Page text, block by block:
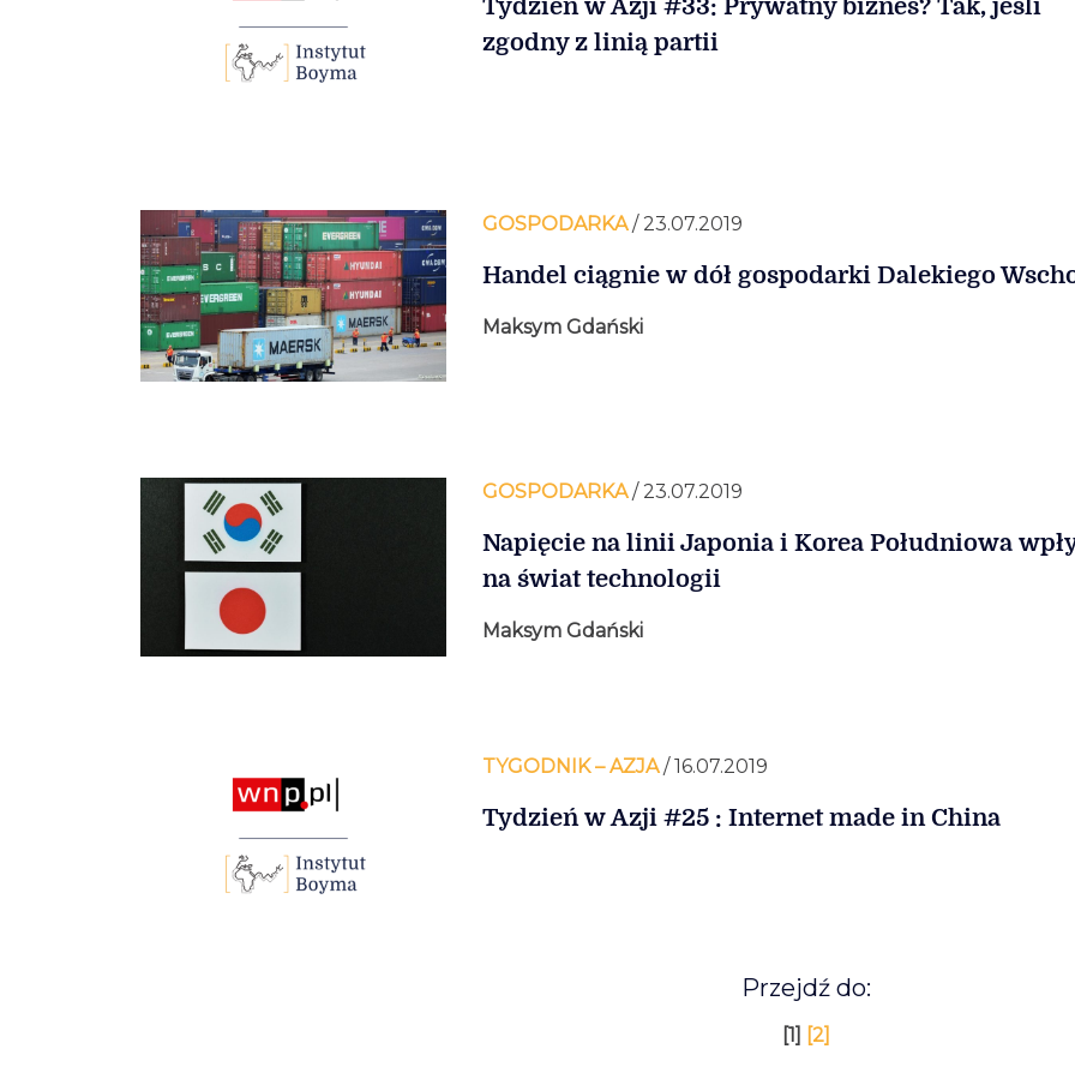
Tydzień w Azji #33: Prywatny biznes? Tak, jeśli
zgodny z linią partii
GOSPODARKA/ 23.07.2019
Handel ciągnie w dół gospodarki Dalekiego
Maksym Gdański
GOSPODARKA/ 23.07.2019
Napięcie na linii Japonia i Korea Południowa
na świat technologii
Maksym Gdański
TYGODNIK – AZJA/ 16.07.2019
Tydzień w Azji #25 : Internet made in China
Przejdź do:
[1] [2]